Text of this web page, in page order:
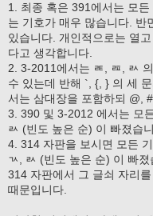
1. 최종 혹은 391에서는 모
는 기호가 매우 많습니다. 반
있습니다. 개인적으로는 열
다고 생각합니다.
2. 3-2011에서는 ㄾ, ㄿ, ㄽ
수 있는데 반해 `, {, } 의 세
서는 삼대장을 포함하되 @,
3. 390 및 3-2012 에서는 모
ㄽ (빈도 높은 순) 이 빠졌습
4. 314 자판을 보시면 모든
ㄳ, ㄽ (빈도 높은 순) 이 빠
314 자판에서 그 글쇠 자리
때문입니다.